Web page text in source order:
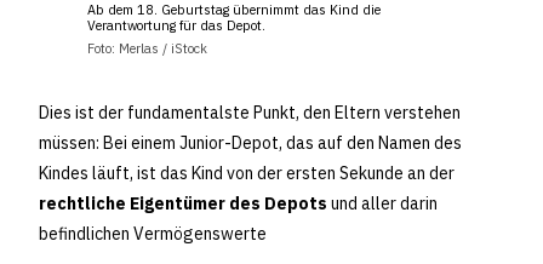
Ab dem 18. Geburtstag übernimmt das Kind die
Verantwortung für das Depot.
Foto: Merlas / iStock
Dies ist der fundamentalste Punkt, den Eltern verstehen
müssen: Bei einem Junior-Depot, das auf den Namen des
Kindes läuft, ist das Kind von der ersten Sekunde an der
rechtliche Eigentümer des Depots und aller darin
befindlichen Vermögenswerte